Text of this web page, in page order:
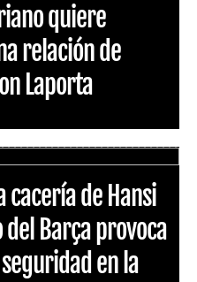
quiere
relación de
Laporta
cacería de Hansi
del Barça provoca
en la